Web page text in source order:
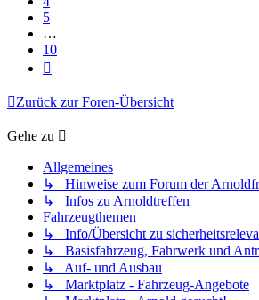
5
…
10
Zurück zur Foren-Übersicht
Gehe zu
Allgemeines
↳ Hinweise zum Forum der
↳ Infos zu Arnoldtreffen
Fahrzeugthemen
↳ Info/Übersicht zu
↳ Basisfahrzeug, Fahrwerk und
↳ Auf- und Ausbau
↳ Marktplatz - Fahrzeug-Angebote